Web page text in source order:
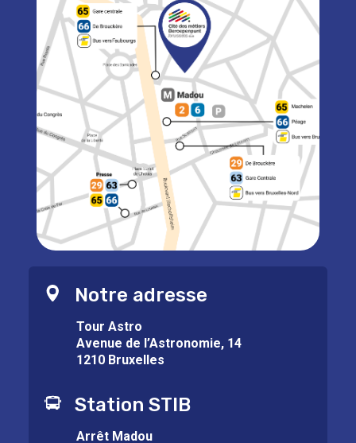
Notre adresse
Tour Astro
Avenue de l’Astronomie, 14
1210 Bruxelles
Station STIB
Arrêt Madou